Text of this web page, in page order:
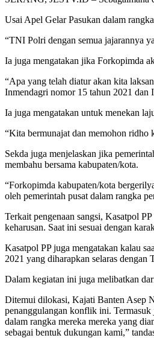
Usai Apel Gelar Pasukan dalam
“TNI Polri dengan semua jajarannya
Ia juga mengatakan jika Forkopimda
“Apa yang telah diatur akan kita
Inmendagri nomor 15 tahun 2021 dan
Ia juga mengatakan untuk menekan
“Kita bermunajat dan memohon ridho
Sekda juga menjelaskan jika
membahu bersama kabupaten/kota.
“Forkopimda kabupaten/kota
oleh pemerintah pusat dalam rangka
Terkait pengenaan sangsi, Kasatpol
keharusan. Saat ini sesuai dengan
Kasatpol PP juga mengatakan kalau
2021 yang diharapkan selaras
Dalam kegiatan ini juga melibatkan
Ditemui dilokasi, Kajati Banten Asep
penanggulangan konflik ini. Termasuk
dalam rangka mereka mereka yang
sebagai bentuk dukungan kami,”